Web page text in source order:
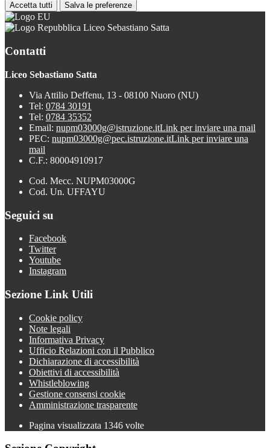
Accetta tutti Salva le preferenze
Liceo Sebastiano Satta
Contatti
Liceo Sebastiano Satta
Via Attilio Deffenu, 13 - 08100 Nuoro (NU)
Tel: 0784 30191
Tel: 0784 35352
Email: nupm03000g@istruzione.itLink per inviare una mail
PEC: nupm03000g@pec.istruzione.itLink per inviare una
mail
C.F.: 80004910917
Cod. Mecc. NUPM03000G
Cod. Un. UFFAYU
Seguici su
Facebook
Twitter
Youtube
Instagram
Sezione Link Utili
Cookie policy
Note legali
Informativa Privacy
Ufficio Relazioni con il Pubblico
Dichiarazione di accessibilità
Obiettivi di accessibilità
Whistleblowing
Gestione consensi cookie
Amministrazione trasparente
Pagina visualizzata 1346 volte